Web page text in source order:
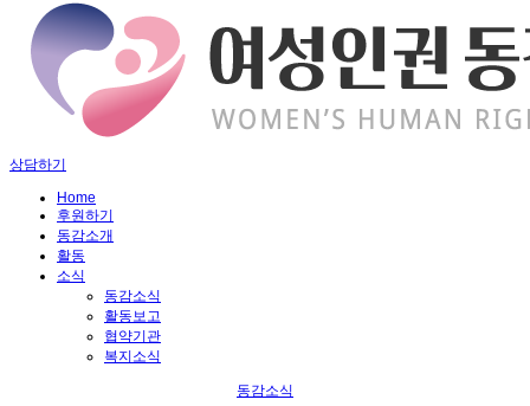
상담하기
Home
후원하기
동감소개
활동
소식
동감소식
활동보고
협약기관
복지소식
동감소식